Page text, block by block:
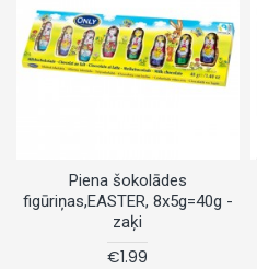
Piena šokolādes
figūriņas,EASTER, 8x5g=40g -
zaķi
€1.99